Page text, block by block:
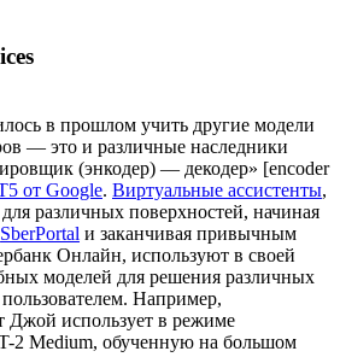
в прошлом учить другие модели
— это и различные наследники
(энкодер) — декодер» [encoder
от Google. Виртуальные ассистенты,
для различных поверхностей, начиная
SberPortal и заканчивая привычным
Онлайн, используют в своей
моделей для решения различных
Например,
Джой использует в режиме
2 Medium, обученную на большом